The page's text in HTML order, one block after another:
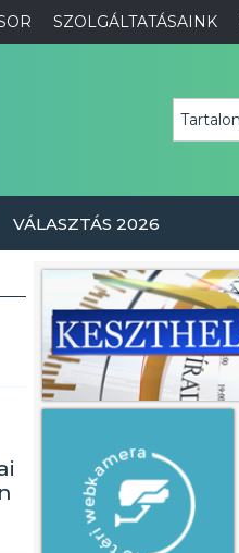
SZOLGÁLTATÁSAINK
VÁLASZTÁS 2026